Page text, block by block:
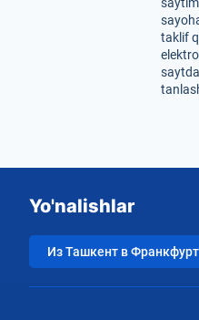
taklif
Yo'nalishlar
Из Ташкент в Франкфурт